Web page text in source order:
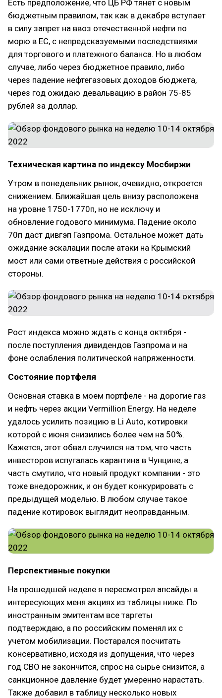
Есть предположение, что ЦБ РФ тянет с новым
бюджетным правилом, так как в декабре вступает
в силу запрет на ввоз отечественной нефти по
морю в ЕС, с непредсказуемыми последствиями
для торгового и платежного баланса. Но в любом
случае, либо через бюджетное правило, либо
через падение нефтегазовых доходов бюджета,
через год ожидаю девальвацию в район 75-85
рублей за доллар.
Техническая картина по индексу Мосбиржи
Утром в понедельник рынок, очевидно, откроется
снижением. Ближайшая цель внизу расположена
на уровне 1750-1770п, но не исключу и
обновление годового минимума. Падение около
70п даст дивгэп Газпрома. Остальное может дать
ожидание эскалации после атаки на Крымский
мост или сами ответные действия с российской
стороны.
Рост индекса можно ждать с конца октября -
после поступления дивидендов Газпрома и на
фоне ослабления политической напряженности.
Состояние портфеля
Основная ставка в моем портфеле - на дорогие газ
и нефть через акции Vermillion Energy. На неделе
удалось усилить позицию в Li Auto, котировки
которой с июня снизились более чем на 50%.
Кажется, этот обвал случился на том, что часть
инвесторов испугалась карантина в Чунцине, а
часть смутило, что новый продукт компании - это
тоже внедорожник, и он будет конкурировать с
предыдущей моделью. В любом случае такое
падение котировок выглядит неоправданным.
Перспективные покупки
На прошедшей неделе я пересмотрел апсайды в
интересующих меня акциях из таблицы ниже. По
иностранным эмитентам все таргеты
подтверждаю, а по российским поменял их с
учетом мобилизации. Постарался посчитать
консервативно, исходя из допущения, что через
год СВО не закончится, спрос на сырье снизится, а
санкционное давление будет умеренно нарастать.
Также добавил в таблицу несколько новых